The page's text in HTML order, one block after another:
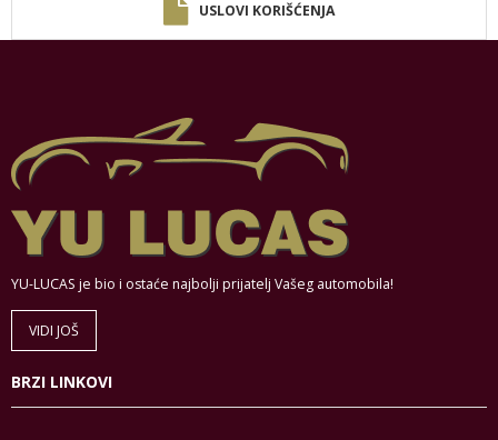
USLOVI KORIŠĆENJA
YU-LUCAS je bio i ostaće najbolji prijatelj Vašeg automobila!
VIDI JOŠ
BRZI LINKOVI